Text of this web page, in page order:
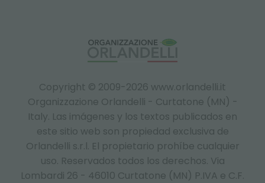
Copyright © 2009-2026 www.orlandelli.it
Organizzazione Orlandelli - Curtatone (MN) -
Italy. Las imágenes y los textos publicados en
este sitio web son propiedad exclusiva de
Orlandelli s.r.l. El propietario prohíbe cualquier
uso. Reservados todos los derechos. Via
Lombardi 26 - 46010 Curtatone (MN) P.IVA e C.F.